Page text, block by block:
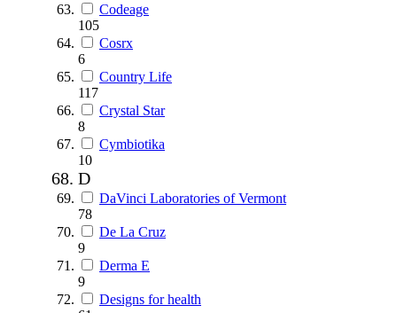
Codeage
105
Cosrx
6
Country Life
117
Crystal Star
8
Cymbiotika
10
D
DaVinci Laboratories of Vermont
78
De La Cruz
9
Derma E
9
Designs for health